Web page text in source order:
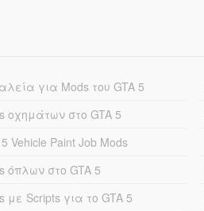
για Mods του GTA 5
οχημάτων στο GTA 5
Vehicle Paint Job Mods
όπλων στο GTA 5
με Scripts για το GTA 5